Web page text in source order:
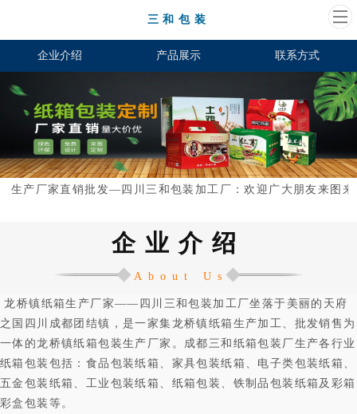
三和包装
企业介绍 产品展示 联系方式
生产厂家直销批发—四川三和包装加工厂：欢迎广大朋友来图
企业介绍
About Us
龙桥镇纸箱生产厂家——四川三和包装加工厂坐落于美丽的天府
之国四川成都团结镇，是一家集龙桥镇纸箱生产加工、批发销售为
一体的龙桥镇纸箱包装生产厂家。成都三和纸箱包装厂生产各行业
纸箱包装包括：食品包装纸箱、家具包装纸箱、电子类包装纸箱、
五金包装纸箱、工业包装纸箱、纸箱包装、铁制品包装纸箱及彩箱
彩盒包装等。